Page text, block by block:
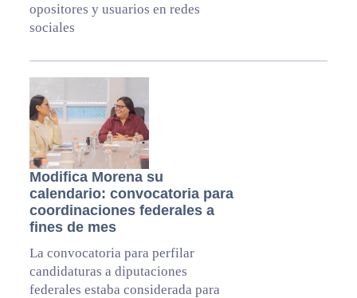
opositores y usuarios en redes
sociales
Modifica Morena su
calendario: convocatoria para
coordinaciones federales a
fines de mes
La convocatoria para perfilar
candidaturas a diputaciones
federales estaba considerada para